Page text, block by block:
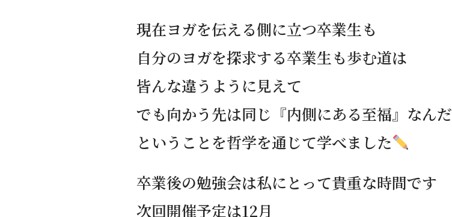
現在ヨガを伝える側に立つ卒業生も
自分のヨガを探求する卒業生も歩む道は
皆んな違うように見えて
でも向かう先は同じ『内側にある至福』なんだ
ということを哲学を通じて学べました
卒業後の勉強会は私にとって貴重な時間です
次回開催予定は12月